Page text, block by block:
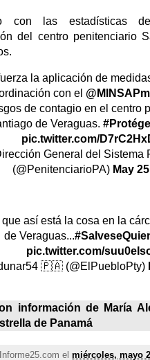
con las estadísticas
del centro penitenciario
la aplicación de
con el
de contagio en el centro
de Veraguas.
pic.twitter.com/
General del Sistema
(@PenitenciarioPA) May
que así está la cosa en la
de Veraguas...
pic.twitter.com/
🇵🇦 (@ElPuebloPty)
información de María
de Panamá
Informe25.com el miércoles, mayo